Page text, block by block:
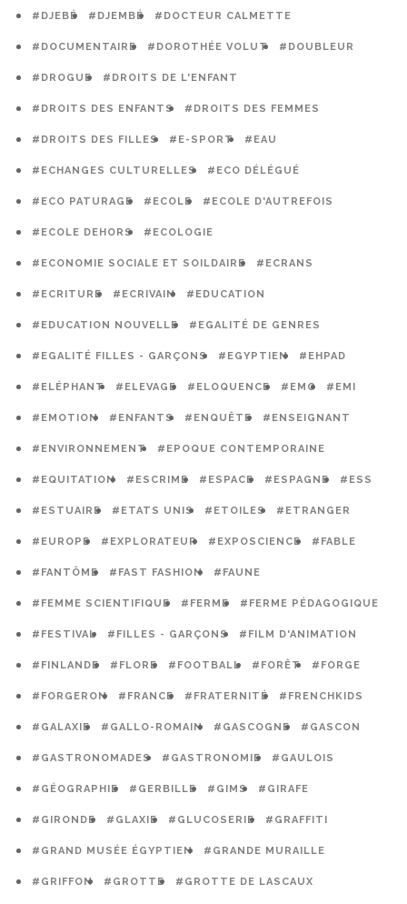
#DJEBÉ #DJEMBÉ #DOCTEUR CALMETTE
#DOCUMENTAIRE #DOROTHÉE VOLUT #DOUBLEUR
#DROGUE #DROITS DE L'ENFANT
#DROITS DES ENFANTS #DROITS DES FEMMES
#DROITS DES FILLES #E-SPORT #EAU
#ECHANGES CULTURELLES #ECO DÉLÉGUÉ
#ECO PATURAGE #ECOLE #ECOLE D'AUTREFOIS
#ECOLE DEHORS #ECOLOGIE
#ECONOMIE SOCIALE ET SOILDAIRE #ECRANS
#ECRITURE #ECRIVAIN #EDUCATION
#EDUCATION NOUVELLE #EGALITÉ DE GENRES
#EGALITÉ FILLES - GARÇONS #EGYPTIEN #EHPAD
#ELÉPHANT #ELEVAGE #ELOQUENCE #EMC #EMI
#EMOTION #ENFANTS #ENQUÊTE #ENSEIGNANT
#ENVIRONNEMENT #EPOQUE CONTEMPORAINE
#EQUITATION #ESCRIME #ESPACE #ESPAGNE #ESS
#ESTUAIRE #ETATS UNIS #ETOILES #ETRANGER
#EUROPE #EXPLORATEUR #EXPOSCIENCE #FABLE
#FANTÔME #FAST FASHION #FAUNE
#FEMME SCIENTIFIQUE #FERME #FERME PÉDAGOGIQUE
#FESTIVAL #FILLES - GARÇONS #FILM D'ANIMATION
#FINLANDE #FLORE #FOOTBALL #FORÊT #FORGE
#FORGERON #FRANCE #FRATERNITÉ #FRENCHKIDS
#GALAXIE #GALLO-ROMAIN #GASCOGNE #GASCON
#GASTRONOMADES #GASTRONOMIE #GAULOIS
#GÉOGRAPHIE #GERBILLE #GIMS #GIRAFE
#GIRONDE #GLAXIE #GLUCOSERIE #GRAFFITI
#GRAND MUSÉE ÉGYPTIEN #GRANDE MURAILLE
#GRIFFON #GROTTE #GROTTE DE LASCAUX